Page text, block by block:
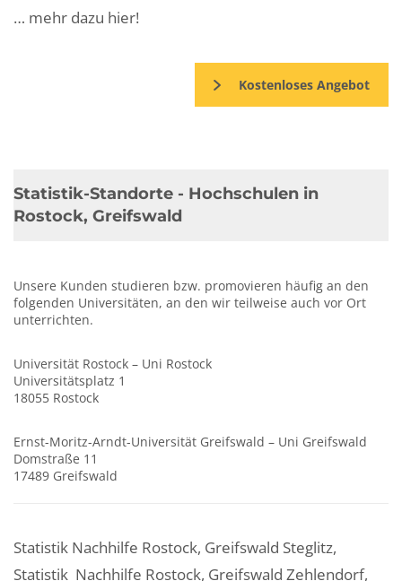
… mehr dazu hier!
Kostenloses Angebot
Statistik-Standorte - Hochschulen in
Rostock, Greifswald
Unsere Kunden studieren bzw. promovieren häufig an den
folgenden Universitäten, an den wir teilweise auch vor Ort
unterrichten.
Universität Rostock – Uni Rostock
Universitätsplatz 1
18055 Rostock
Ernst-Moritz-Arndt-Universität Greifswald – Uni Greifswald
Domstraße 11
17489 Greifswald
Statistik Nachhilfe Rostock, Greifswald Steglitz,
Statistik Nachhilfe Rostock, Greifswald Zehlendorf,